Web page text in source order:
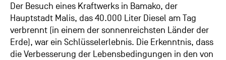
Der Besuch eines Kraftwerks in Bamako, der
Hauptstadt Malis, das 40.000 Liter Diesel am Tag
verbrennt (in einem der sonnenreichsten Länder der
Erde), war ein Schlüsselerlebnis. Die Erkenntnis, dass
die Verbesserung der Lebensbedingungen in den von